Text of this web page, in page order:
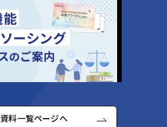
資料一覧ページへ